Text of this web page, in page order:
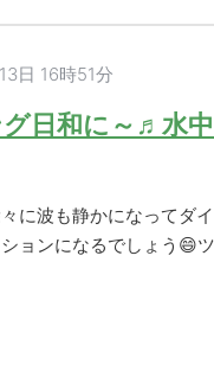
日 16時51分
日和に～♬水
に波も静かになってダ
ョンになるでしょう😄